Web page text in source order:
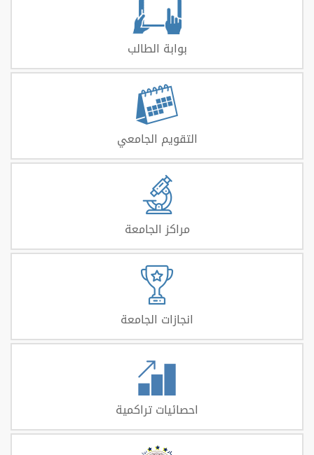
بوابة الطالب
التقويم الجامعي
مراكز الجامعة
انجازات الجامعة
احصائيات تراكمية